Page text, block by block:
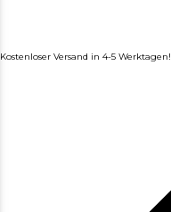
Kostenloser Versand in 4-5 Werktagen!